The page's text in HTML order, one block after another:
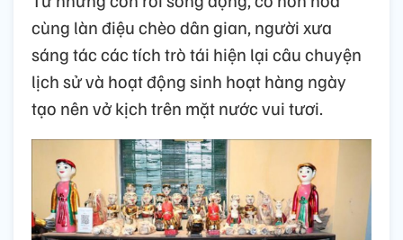
cùng làn điệu chèo dân gian, người xưa
sáng tác các tích trò tái hiện lại câu chuyện
lịch sử và hoạt động sinh hoạt hàng ngày
tạo nên vở kịch trên mặt nước vui tươi.